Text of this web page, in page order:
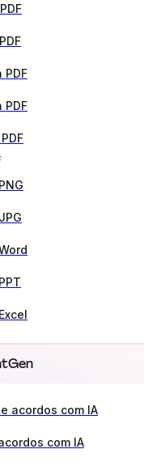
PDF
PDF
acordos com IA
com IA